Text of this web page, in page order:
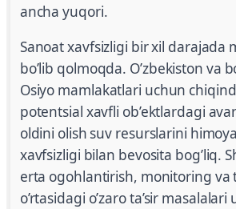
ancha yuqori.
Sanoat xavfsizligi bir xil darajada
bo’lib qolmoqda. O’zbekiston va
Osiyo mamlakatlari uchun
potentsial xavfli ob’ektlardagi
oldini olish suv resurslarini
xavfsizligi bilan bevosita bog’liq.
erta ogohlantirish, monitoring va
o’rtasidagi o’zaro ta’sir